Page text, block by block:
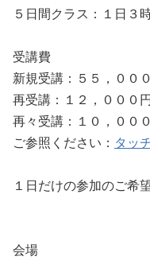
５日間クラス：１日３
受講費
新規受講：５５，００
再受講：１２，０００
再々受講：１０，００
ご参照ください： タッ
１日だけの参加のご希
会場